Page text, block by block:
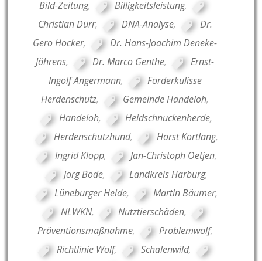
Bild-Zeitung, Billigkeitsleistung,
Christian Dürr, DNA-Analyse,
Dr.
Gero Hocker,
Dr. Hans-Joachim Deneke-
Jöhrens, Dr. Marco Genthe,
Ernst-
Ingolf Angermann,
Förderkulisse
Herdenschutz, Gemeinde Handeloh,
Handeloh, Heidschnuckenherde,
Herdenschutzhund, Horst Kortlang,
Ingrid Klopp, Jan-Christoph Oetjen,
Jörg Bode, Landkreis Harburg,
Lüneburger Heide, Martin Bäumer,
NLWKN, Nutztierschäden,
Präventionsmaßnahme, Problemwolf,
Richtlinie Wolf, Schalenwild,